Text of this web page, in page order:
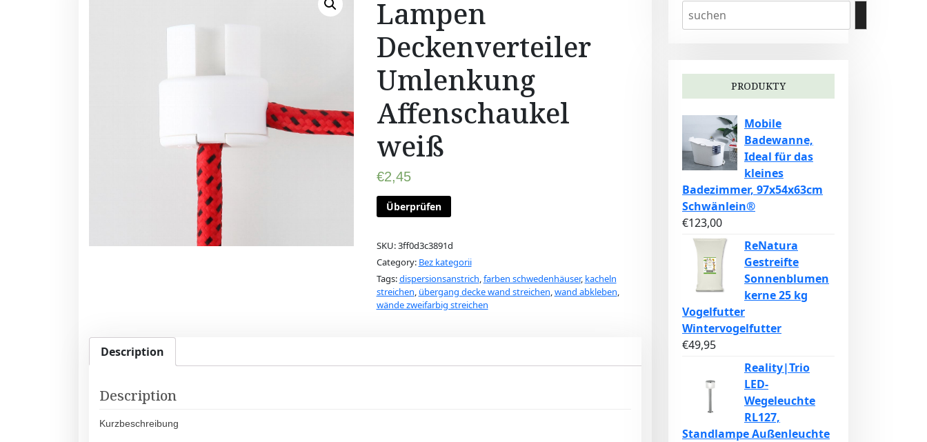
Lampen
Deckenverteiler
Umlenkung
Affenschaukel
weiß
€2,45
Überprüfen
SKU:3ff0d3c3891d
Category: Bez kategorii
Tags:dispersionsanstrich,farben schwedenhäuser, kacheln
streichen, übergang decke wand streichen,wand abkleben,
wände zweifarbig streichen
Description
Description
Kurzbeschreibung
PRODUKTY
Mobile
Badewanne,
Ideal für das
kleines
Badezimmer, 97x54x63cm
Schwänlein®
€123,00
ReNatura
Gestreifte
Sonnenblumen
kerne 25 kg
Vogelfutter
Wintervogelfutter
€49,95
Reality|Trio
LED-
Wegeleuchte
RL127,
Standlampe Außenleuchte